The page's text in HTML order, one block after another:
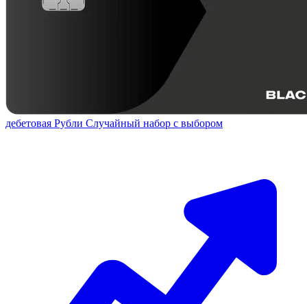
дебетовая Рубли Случайный набор с выбором